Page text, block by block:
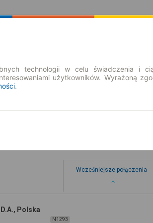
Wcześniejsze połączenia
Polska
N1293
technologii w celu świadczenia i
użytkowników. Wyrażoną
.